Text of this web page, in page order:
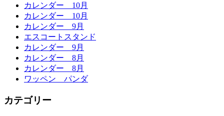
カレンダー 10月
カレンダー 10月
カレンダー 9月
エスコートスタンド
カレンダー 9月
カレンダー 8月
カレンダー 8月
ワッペン パンダ
カテゴリー